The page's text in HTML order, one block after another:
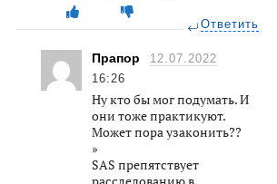
Ответить
Прапор
12.07.2022
16:26
Ну кто бы мог подумать. И
они тоже практикуют.
Может пора узаконить??
»
SAS препятствует